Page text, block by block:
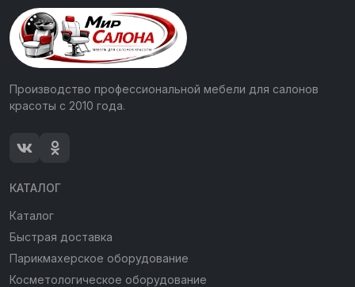
Производство профессиональной мебели для салонов
красоты с 2010 года.
КАТАЛОГ
Каталог
Быстрая доставка
Парикмахерское оборудование
Косметологическое оборудование